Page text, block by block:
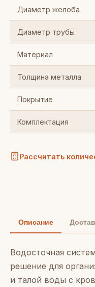
Диаметр желоба
Диаметр трубы
Материал
Толщина металла
Покрытие
Комплектация
Рассчитать
Описание
Водосточная
решение для
и талой воды с